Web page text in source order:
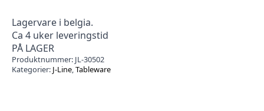
Lagervare i belgia.
Ca 4 uker leveringstid
PÅ LAGER
Produktnummer: JL-30502
Kategorier: J-Line,Tableware